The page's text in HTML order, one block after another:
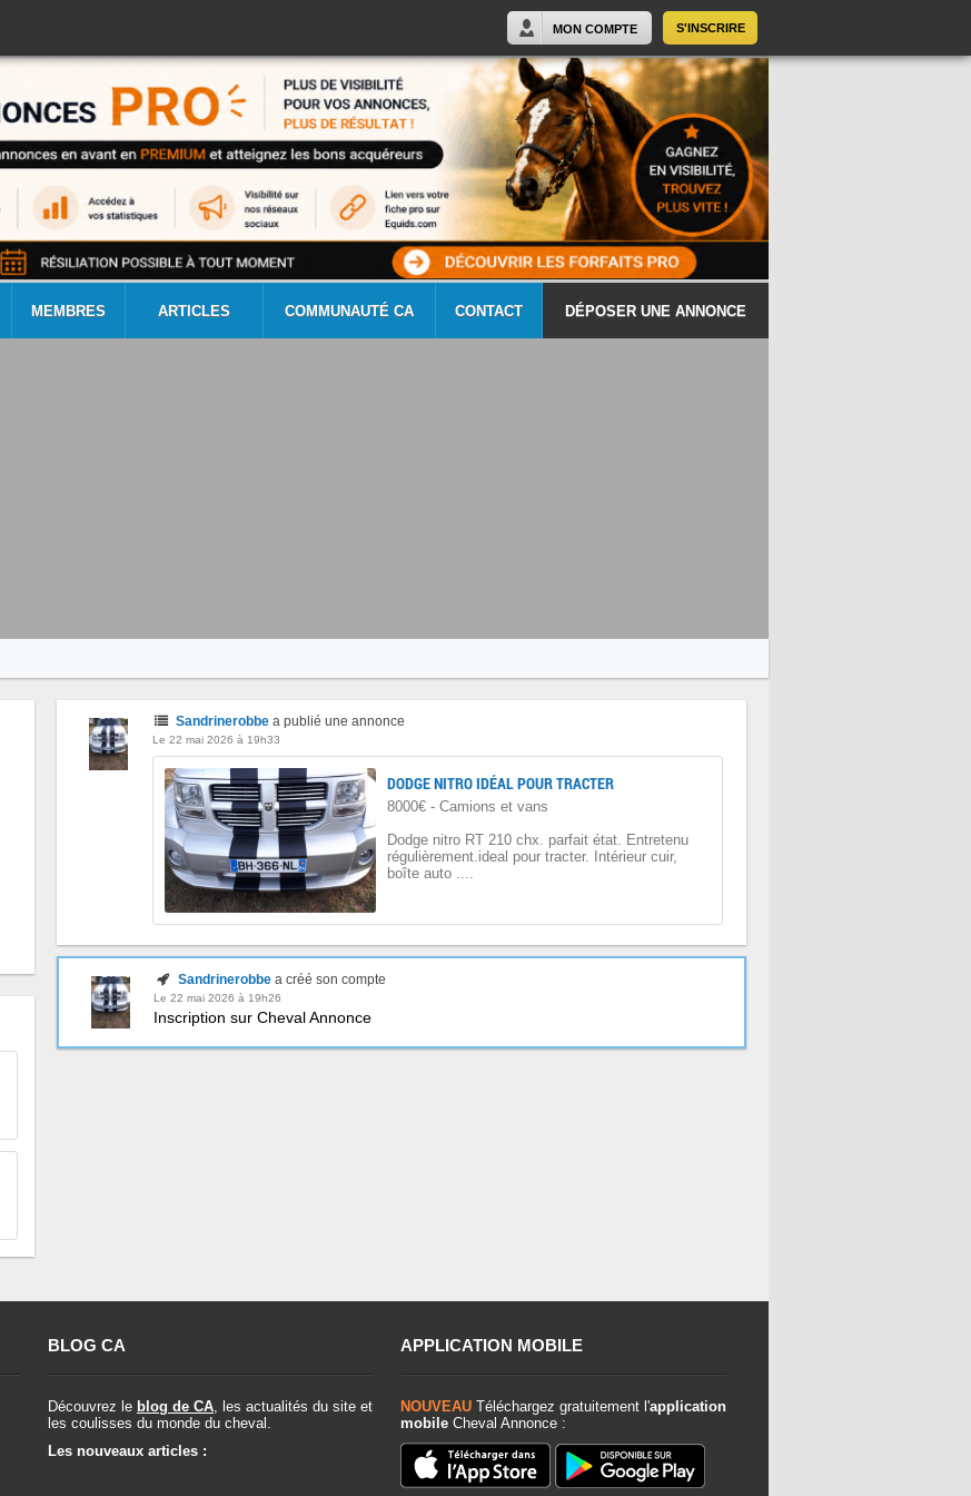
S'INSCRIRE
MON COMPTE
MEMBRES ARTICLES COMMUNAUTÉ CA CONTACT DÉPOSER UNE ANNONCE
Sandrinerobbe a publié une annonce
Le 22 mai 2026 à 19h33
DODGE NITRO IDÉAL POUR TRACTER
8000€ - Camions et vans
Dodge nitro RT 210 chx. parfait état. Entretenu
régulièrement.ideal pour tracter. Intérieur cuir,
boîte auto ....
Sandrinerobbea créé son compte
Le 22 mai 2026 à 19h26
Inscription sur Cheval Annonce
BLOG CA
Découvrez le blog de CA , les actualités du site et
les coulisses du monde du cheval.
Les nouveaux articles :
APPLICATION MOBILE
NOUVEAU Téléchargez gratuitement l'application
mobile Cheval Annonce :